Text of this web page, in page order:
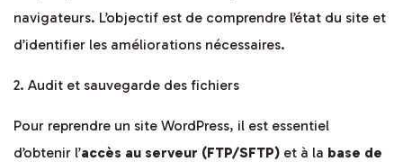
navigateurs. L’objectif est de comprendre l’état du site et
d’identifier les améliorations nécessaires.
2. Audit et sauvegarde des fichiers
Pour reprendre un site WordPress, il est essentiel
d’obtenir l’accès au serveur (FTP/SFTP) et à la base de